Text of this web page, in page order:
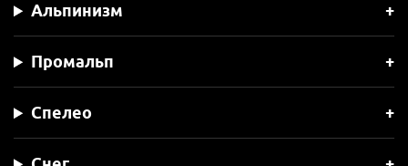
Альпинизм
Промальп
Спелео